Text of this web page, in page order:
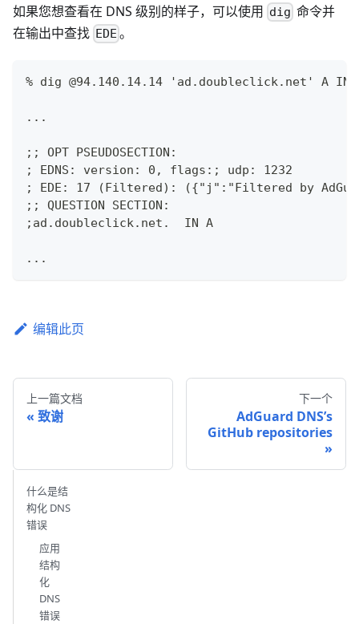
如果您想查看在 DNS 级别的样子，可以使用 dig 命令并
在输出中查找 EDE 。
% dig @94.140.14.14 'ad.doubleclick.net' A IN
...
;; OPT PSEUDOSECTION:
; EDNS: version: 0, flags:; udp: 1232
; EDE: 17 (Filtered): ({"j":"Filtered by
;; QUESTION SECTION:
;ad.doubleclick.net.  IN A
...
编辑此页
上一篇文档
致谢
下一个
AdGuard DNS’s
GitHub repositories
什么是结
构化 DNS
错误
应用
结构
化
DNS
错误